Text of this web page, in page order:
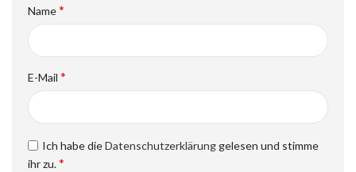
Name*
E-Mail *
Ich habe dieDatenschutzerklärung gelesen und stimme
ihr zu.*